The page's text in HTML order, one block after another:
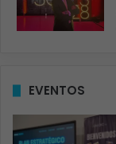
EVENTOS